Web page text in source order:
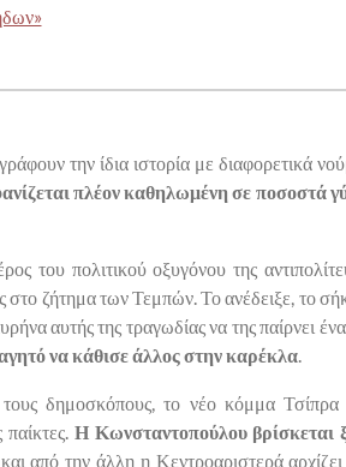
την ίδια ιστορία με διαφορετικά
πλέον καθηλωμένη σε ποσοστά
του πολιτικού οξυγόνου της
στο ζήτημα των Τεμπών. Το ανέδειξε, το
αυτής της τραγωδίας να της παίρνει
να κάθισε άλλος στην καρέκλα
δημοσκόπους, το νέο κόμμα Τσίπρα
Η Κωνσταντοπούλου βρίσκεται
από την άλλη η Κεντροαριστερά